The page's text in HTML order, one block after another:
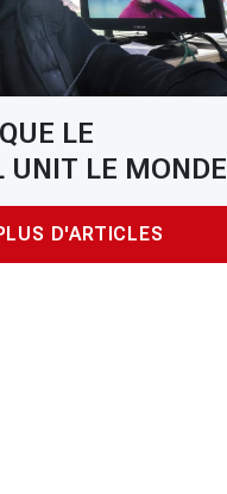
LE
UNIT LE MONDE
D'ARTICLES